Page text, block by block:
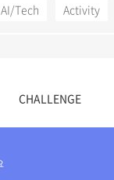
AI/Tech
Activity
CHALLENGE